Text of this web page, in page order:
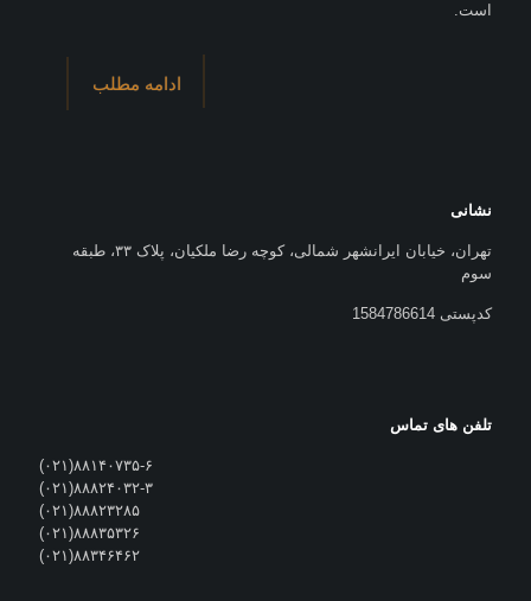
است.
ادامه مطلب
نشانی
تهران، خیابان ایرانشهر شمالی، کوچه رضا ملکیان، پلاک ۳۳، طبقه
سوم
کدپستی 1584786614
تلفن های تماس
۸۸۱۴۰۷۳۵-۶(۰۲۱)
۸۸۸۲۴۰۳۲-۳(۰۲۱)
۸۸۸۲۳۲۸۵(۰۲۱)
۸۸۸۳۵۳۲۶(۰۲۱)
۸۸۳۴۶۴۶۲(۰۲۱)